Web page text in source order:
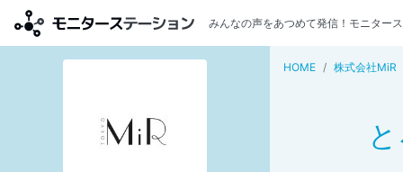
みんなの声をあつめて発信！モニター
HOME 株式会社MiR